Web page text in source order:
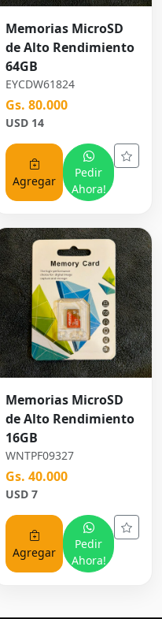
Memorias MicroSD
de Alto Rendimiento
64GB
EYCDW61824
Gs. 80.000
USD 14
Agregar
Pedir
Ahora!
Memorias MicroSD
de Alto Rendimiento
16GB
WNTPF09327
Gs. 40.000
USD 7
Agregar
Pedir
Ahora!